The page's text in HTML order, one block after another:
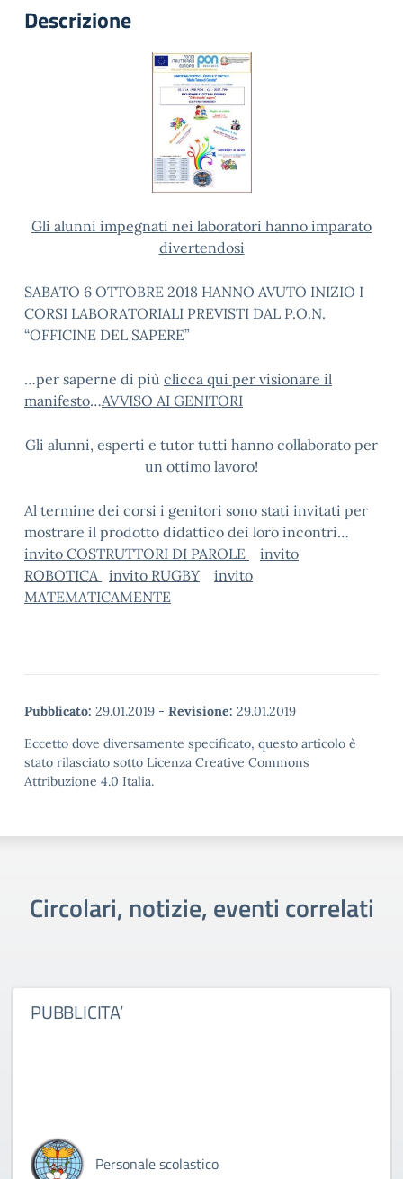
Descrizione
Gli alunni impegnati nei laboratori hanno imparato
divertendosi
SABATO 6 OTTOBRE 2018 HANNO AVUTO INIZIO I
CORSI LABORATORIALI PREVISTI DAL P.O.N.
“OFFICINE DEL SAPERE”
…per saperne di più clicca qui per visionare il
manifesto…AVVISO AI GENITORI
Gli alunni, esperti e tutor tutti hanno collaborato per
un ottimo lavoro!
Al termine dei corsi i genitori sono stati invitati per
mostrare il prodotto didattico dei loro incontri…
invito COSTRUTTORI DI PAROLE
invito
ROBOTICA
invito RUGBY
invito
MATEMATICAMENTE
Pubblicato: 29.01.2019 - Revisione: 29.01.2019
Eccetto dove diversamente specificato, questo articolo è
stato rilasciato sotto Licenza Creative Commons
Attribuzione 4.0 Italia.
Circolari, notizie, eventi correlati
PUBBLICITA’
Personale scolastico